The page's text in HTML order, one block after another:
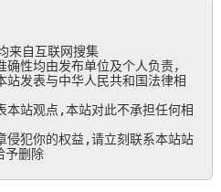
互联网搜集
性均由发布单位及个人负责，
发表与中华人民共和国法律相
本站观点,本站对此不承担任何相
侵犯你的权益,请立刻联系本站站
予删除